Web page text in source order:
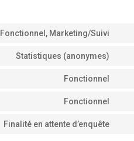
Fonctionnel, Marketing/Suivi
Statistiques (anonymes)
Fonctionnel
Fonctionnel
Finalité en attente d’enquête